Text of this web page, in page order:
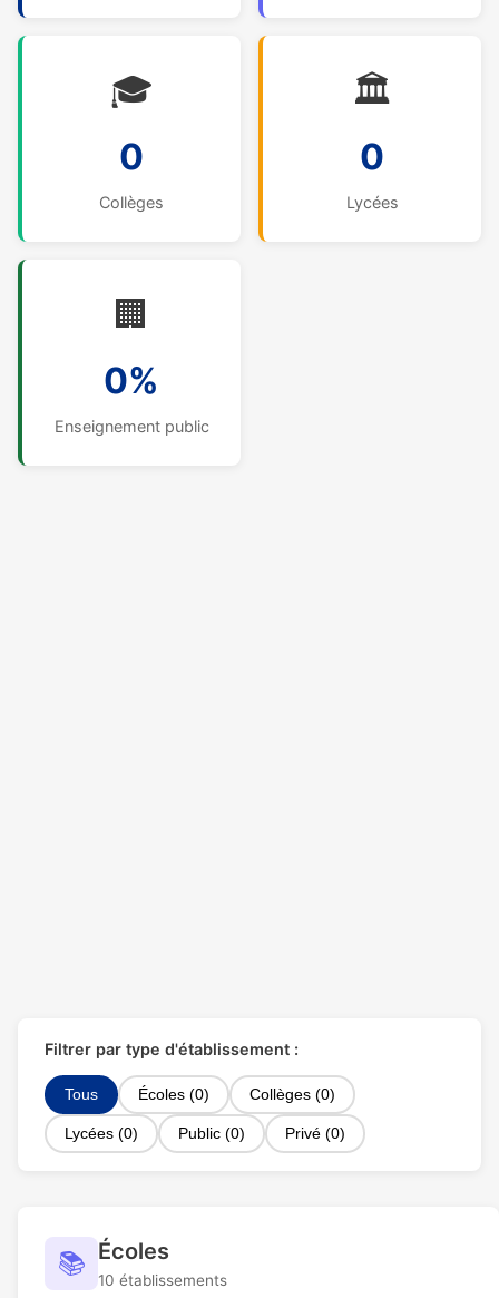
🎓
0
Collèges
🏛️
0
Lycées
🏢
0%
Enseignement public
Filtrer par type d'établissement :
Tous Écoles (0) Collèges (0)
Lycées (0) Public (0) Privé (0)
📚 Écoles
10 établissements